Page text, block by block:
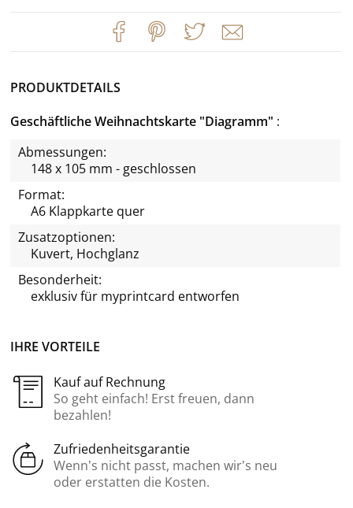
IHRE VORTEILE
Kauf auf Rechnung
So geht einfach! Erst freuen, dann
bezahlen!
Zufriedenheitsgarantie
Wenn’s nicht passt, machen wir’s neu
oder erstatten die Kosten.
PRODUKTDETAILS
Geschäftliche Weihnachtskarte "Diagramm"
Abmessungen:
148 x 105 mm - geschlossen
Format:
A6 Klappkarte quer
Zusatzoptionen:
Kuvert, Hochglanz
Besonderheit:
exklusiv für myprintcard entworfen